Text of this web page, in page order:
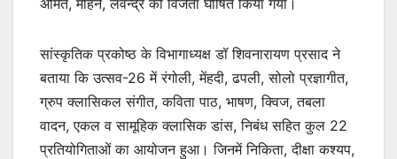
सांस्कृतिक प्रकोष्ठ के विभागाध्यक्ष डॉ शिवनारायण प्रसाद ने
बताया कि उत्सव-26 में रंगोली, मेंहदी, ढपली, सोलो प्रज्ञागीत,
ग्रुप क्लासिकल संगीत, कविता पाठ, भाषण, क्विज, तबला
वादन, एकल व सामूहिक क्लासिक डांस, निबंध सहित कुल 22
प्रतियोगिताओं का आयोजन हुआ। जिनमें निकिता, दीक्षा कश्यप,